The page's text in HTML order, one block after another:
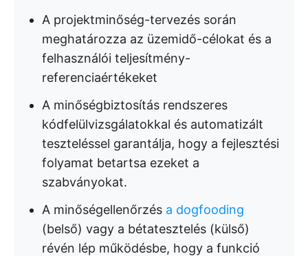
A projektminőség-tervezés során
meghatározza az üzemidő-célokat és a
felhasználói teljesítmény-
referenciaértékeket
A minőségbiztosítás rendszeres
kódfelülvizsgálatokkal és automatizált
teszteléssel garantálja, hogy a fejlesztési
folyamat betartsa ezeket a
szabványokat.
A minőségellenőrzés a dogfooding
(belső) vagy a bétatesztelés (külső)
révén lép működésbe, hogy a funkció